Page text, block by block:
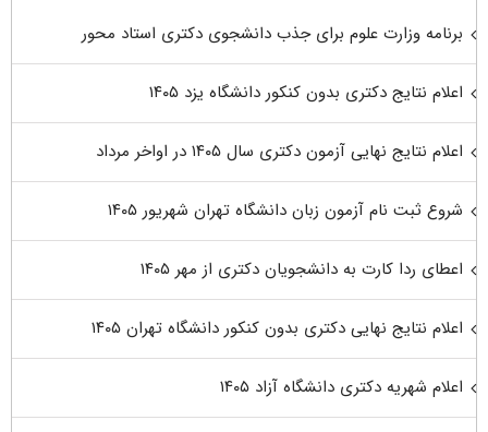
برنامه وزارت علوم برای جذب دانشجوی دکتری استاد محور
اعلام نتایج دکتری بدون کنکور دانشگاه یزد ۱۴۰۵
اعلام نتایج نهایی آزمون دکتری سال ۱۴۰۵ در اواخر مرداد
شروع ثبت نام آزمون زبان دانشگاه تهران شهریور ۱۴۰۵
اعطای ردا کارت به دانشجویان دکتری از مهر ۱۴۰۵
اعلام نتایج نهایی دکتری بدون کنکور دانشگاه تهران ۱۴۰۵
اعلام شهریه دکتری دانشگاه آزاد ۱۴۰۵